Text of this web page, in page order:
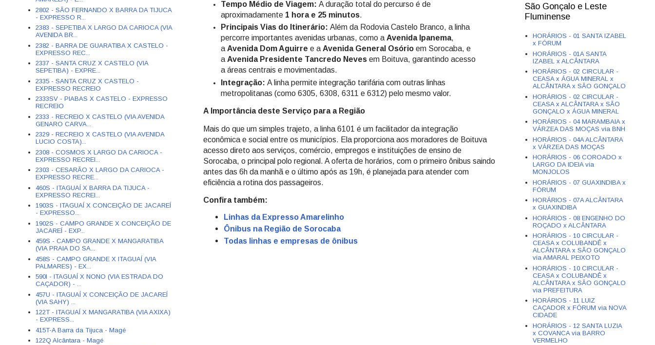
Tempo Médio de Viagem: A duração total do percurso é de
aproximadamente 1 hora e 25 minutos.
Principais Vias do Itinerário: Além da Rodovia Castelo Branco, a linha
percorre importantes avenidas urbanas, como aAvenida Ipanema,
aAvenida Dom Aguirre e aAvenida General Osórioem Sorocaba, e
aAvenida Presidente Tancredo Nevesem Boituva, garantindo acesso
a áreas centrais e movimentadas.
Integração: A linha permite integração tarifária com outras linhas
metropolitanas (como 6305, 6308, 6311 e 6312) pelo mesmo valor.
A Importância deste Serviço para a Região
Mais do que um simples trajeto, a linha 6101 é um facilitador da integração
econômica e social entre os municípios. Ela proporciona aos moradores de Boituva
acesso direto aos serviços, comércio, empregos e instituições de ensino de
Sorocaba, o principal polo regional. A oferta de horários, com o primeiro ônibus saindo
antes das 6h da manhã e o último após as 19h, é planejada para atender com
eficiência a rotina dos passageiros.
Confira também:
Linhas da Expresso Amarelinho
Ônibus na Região de Sorocaba
Todas linhas e empresas de ônibus
2802 - SÃO FERNANDO X BARRA DA TIJUCA
- EXPRESSO R...
2383 - SEPETIBA X LARGO DA CARIOCA (VIA
AVENIDA BR...
2382 - BARRA DE GUARATIBA X CASTELO -
EXPRESSO REC...
2337 - SANTA CRUZ X CASTELO (VIA
SEPETIBA) - EXPRE...
2335 - SANTA CRUZ X CASTELO -
EXPRESSO RECREIO
2333SV - PIABAS X CASTELO - EXPRESSO
RECREIO
2333 - RECREIO X CASTELO (VIA AVENIDA
GENARO CARVA...
2329 - RECREIO X CASTELO (VIA AVENIDA
LUCIO COSTA)...
2308 - COSMOS X LARGO DA CARIOCA -
EXPRESSO RECREI...
2303 - CESARÃO X LARGO DA CARIOCA -
EXPRESSO RECRE...
460S - ITAGUAÍ X BARRA DA TIJUCA -
EXPRESSO RECREI...
1903S - ITAGUAÍ X CONCEIÇÃO DE JACAREÍ
- EXPRESSO...
1902S - CAMPO GRANDE X CONCEIÇÃO DE
JACAREÍ - EXP...
459S - CAMPO GRANDE X MANGARATIBA
(VIA PRAIA DO SA...
458S - CAMPO GRANDE X ITAGUAÍ (VIA
PALMARES) - EX...
590I - ITAGUAÍ X NONO (VIA ESTRADA DO
CAÇADOR) - ...
457U - ITAGUAÍ X CONCEIÇÃO DE JACAREÍ
(VIA SAHY) ...
122T - ITAGUAÍ X MANGARATIBA (VIA AXIXA)
- EXPRESS...
415T-A Barra da Tijuca - Magé
122Q Alcântara - Magé
São Gonçalo e Leste
Fluminense
HORÁRIOS - 01 SANTA IZABEL
x FÓRUM
HORÁRIOS - 01A SANTA
IZABEL x ALCÂNTARA
HORÁRIOS - 02 CIRCULAR -
CEASA x ÁGUA MINERAL x
ALCÂNTARA x SÃO GONÇALO
HORÁRIOS - 02 CIRCULAR -
CEASA x ALCÂNTARA x SÃO
GONÇALO x ÁGUA MINERAL
HORÁRIOS - 04 MARAMBAIA x
VÁRZEA DAS MOÇAS via BNH
HORÁRIOS - 04A ALCÂNTARA
x VÁRZEA DAS MOÇAS
HORÁRIOS - 06 COROADO x
LARGO DA IDEIA via
MONJOLOS
HORÁRIOS - 07 GUAXINDIBA x
FÓRUM
HORÁRIOS - 07A ALCÂNTARA
x GUAXINDIBA
HORÁRIOS - 08 ENGENHO DO
ROÇADO x ALCÂNTARA
HORÁRIOS - 10 CIRCULAR -
CEASA x COLUBANDÊ x
ALCÂNTARA x SÃO GONÇALO
via AMARAL PEIXOTO
HORÁRIOS - 10 CIRCULAR -
CEASA x COLUBANDÊ x
ALCÂNTARA x SÃO GONÇALO
via PREFEITURA
HORÁRIOS - 11 LUIZ
CAÇADOR x FÓRUM via NOVA
CIDADE
HORÁRIOS - 12 SANTA LUZIA
x COVANCA via BARRO
VERMELHO